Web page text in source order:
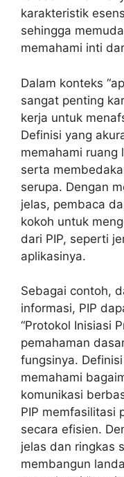
karakteristik
sehingga
memahami inti
Dalam konteks
sangat penting
kerja untuk
Definisi yang
memahami ruang
serta
serupa. Dengan
jelas, pembaca
kokoh untuk
dari PIP, seperti
aplikasinya.
Sebagai contoh,
informasi, PIP
“Protokol Inisiasi
pemahaman
fungsinya.
memahami
komunikasi
PIP memfasilitasi
secara efisien.
jelas dan ringkas
membangun